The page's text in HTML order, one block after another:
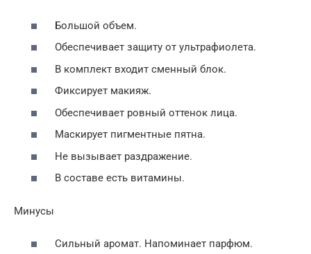
Большой объем.
Обеспечивает защиту от ультрафиолета.
В комплект входит сменный блок.
Фиксирует макияж.
Обеспечивает ровный оттенок лица.
Маскирует пигментные пятна.
Не вызывает раздражение.
В составе есть витамины.
Минусы
Сильный аромат. Напоминает парфюм.